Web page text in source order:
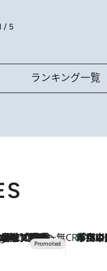
/ 5
ランキング一覧
癒しと発見が待つ場所へ
湧水かけ流しを避暑地「星野温泉 トンボの湯」で体験 CREA'S
10
「立川にも歌舞伎がある